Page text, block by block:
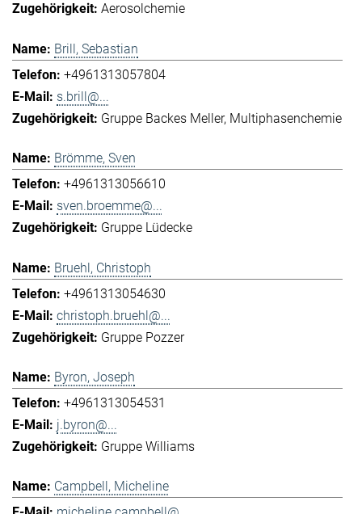
Aerosolchemie
Brill, Sebastian
+4961313057804
s.brill@...
Gruppe Backes Meller Multiphasenchemie
Brömme, Sven
+4961313056610
sven.broemme@...
Gruppe Lüdecke
Bruehl, Christoph
+4961313054630
christoph.bruehl@...
Gruppe Pozzer
Byron, Joseph
+4961313054531
j.byron@...
Gruppe Williams
Campbell, Micheline